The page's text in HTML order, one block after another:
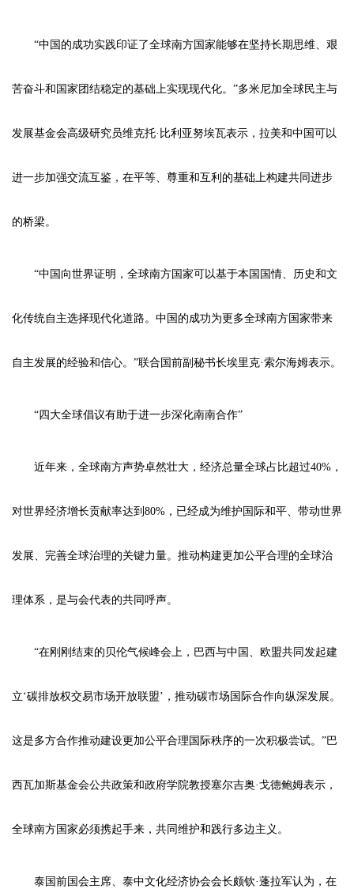
“中国的成功实践印证了全球南方国家能够在坚持长期思维、艰
苦奋斗和国家团结稳定的基础上实现现代化。”多米尼加全球民主与
发展基金会高级研究员维克托·比利亚努埃瓦表示，拉美和中国可以
进一步加强交流互鉴，在平等、尊重和互利的基础上构建共同进步
的桥梁。
“中国向世界证明，全球南方国家可以基于本国国情、历史和文
化传统自主选择现代化道路。中国的成功为更多全球南方国家带来
自主发展的经验和信心。”联合国前副秘书长埃里克·索尔海姆表示。
“四大全球倡议有助于进一步深化南南合作”
近年来，全球南方声势卓然壮大，经济总量全球占比超过40%，
对世界经济增长贡献率达到80%，已经成为维护国际和平、带动世界
发展、完善全球治理的关键力量。推动构建更加公平合理的全球治
理体系，是与会代表的共同呼声。
“在刚刚结束的贝伦气候峰会上，巴西与中国、欧盟共同发起建
立‘碳排放权交易市场开放联盟’，推动碳市场国际合作向纵深发展。
这是多方合作推动建设更加公平合理国际秩序的一次积极尝试。”巴
西瓦加斯基金会公共政策和政府学院教授塞尔吉奥·戈德鲍姆表示，
全球南方国家必须携起手来，共同维护和践行多边主义。
泰国前国会主席、泰中文化经济协会会长颇钦·蓬拉军认为，在